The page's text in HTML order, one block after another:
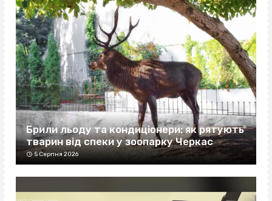
Брили льоду та кондиціонери: як рятують
тварин від спеки у зоопарку Черкас
5 Серпня 2026